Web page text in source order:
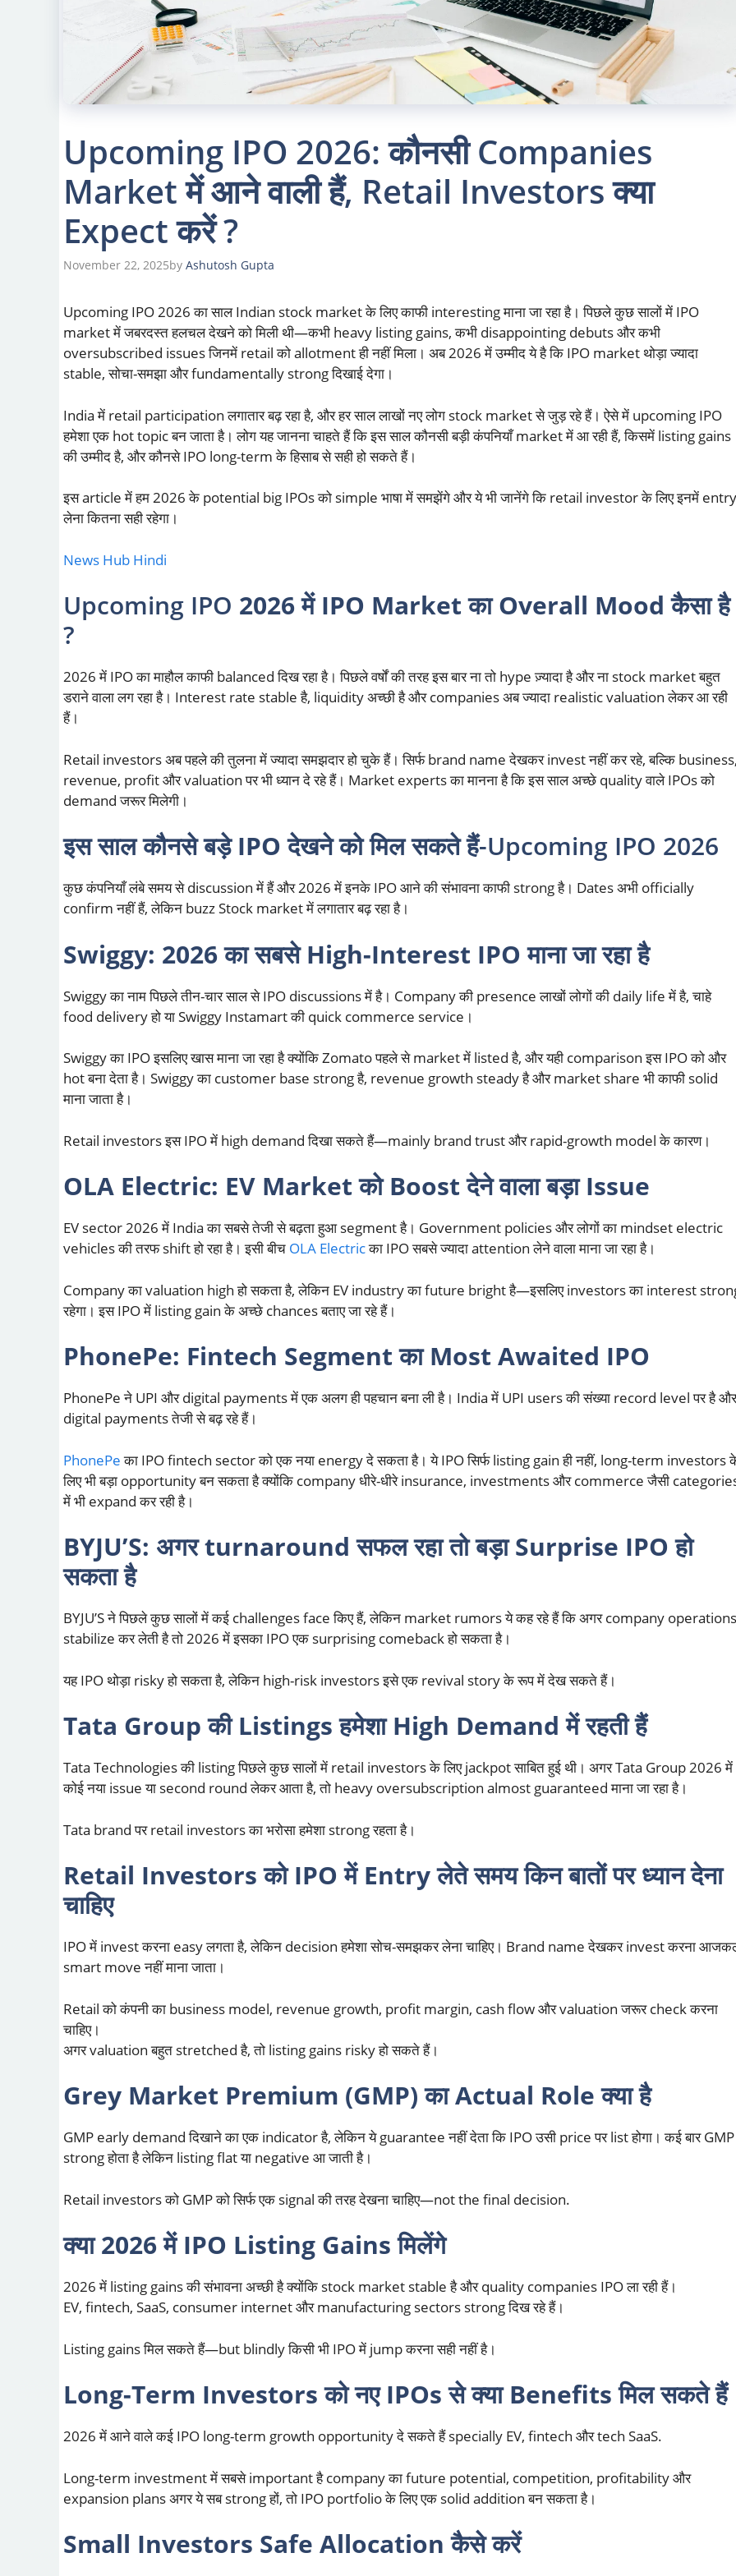
Upcoming IPO 2026: कौनसी Companies
Market में आने वाली हैं, Retail Investors क्या
Expect करें ?
November 22, 2025by Ashutosh Gupta
Upcoming IPO 2026 का साल Indian stock market के लिए काफी interesting माना जा रहा है। पिछले कुछ सालों में IPO
market में जबरदस्त हलचल देखने को मिली थी—कभी heavy listing gains, कभी disappointing debuts और कभी
oversubscribed issues जिनमें retail को allotment ही नहीं मिला। अब 2026 में उम्मीद ये है कि IPO market थोड़ा ज्यादा
stable, सोचा-समझा और fundamentally strong दिखाई देगा।
India में retail participation लगातार बढ़ रहा है, और हर साल लाखों नए लोग stock market से जुड़ रहे हैं। ऐसे में upcoming IPO
हमेशा एक hot topic बन जाता है। लोग यह जानना चाहते हैं कि इस साल कौनसी बड़ी कंपनियाँ market में आ रही हैं, किसमें listing gains
की उम्मीद है, और कौनसे IPO long-term के हिसाब से सही हो सकते हैं।
इस article में हम 2026 के potential big IPOs को simple भाषा में समझेंगे और ये भी जानेंगे कि retail investor के लिए इनमें entry
लेना कितना सही रहेगा।
News Hub Hindi
Upcoming IPO 2026 में IPO Market का Overall Mood कैसा है
?
2026 में IPO का माहौल काफी balanced दिख रहा है। पिछले वर्षों की तरह इस बार ना तो hype ज़्यादा है और ना stock market बहुत
डराने वाला लग रहा है। Interest rate stable है, liquidity अच्छी है और companies अब ज्यादा realistic valuation लेकर आ रही
हैं।
Retail investors अब पहले की तुलना में ज्यादा समझदार हो चुके हैं। सिर्फ brand name देखकर invest नहीं कर रहे, बल्कि
revenue, profit और valuation पर भी ध्यान दे रहे हैं। Market experts का मानना है कि इस साल अच्छे quality वाले IPOs को
demand जरूर मिलेगी।
इस साल कौनसे बड़े IPO देखने को मिल सकते हैं-Upcoming IPO 2026
कुछ कंपनियाँ लंबे समय से discussion में हैं और 2026 में इनके IPO आने की संभावना काफी strong है। Dates अभी officially
confirm नहीं हैं, लेकिन buzz Stock market में लगातार बढ़ रहा है।
Swiggy: 2026 का सबसे High-Interest IPO माना जा रहा है
Swiggy का नाम पिछले तीन-चार साल से IPO discussions में है। Company की presence लाखों लोगों की daily life में है, चाहे
food delivery हो या Swiggy Instamart की quick commerce service।
Swiggy का IPO इसलिए खास माना जा रहा है क्योंकि Zomato पहले से market में listed है, और यही comparison इस IPO को और
hot बना देता है। Swiggy का customer base strong है, revenue growth steady है और market share भी काफी solid
माना जाता है।
Retail investors इस IPO में high demand दिखा सकते हैं—mainly brand trust और rapid-growth model के कारण।
OLA Electric: EV Market को Boost देने वाला बड़ा Issue
EV sector 2026 में India का सबसे तेजी से बढ़ता हुआ segment है। Government policies और लोगों का mindset electric
vehicles की तरफ shift हो रहा है। इसी बीच OLA Electricका IPO सबसे ज्यादा attention लेने वाला माना जा रहा है।
Company का valuation high हो सकता है, लेकिन EV industry का future bright है—इसलिए investors का interest
रहेगा। इस IPO में listing gain के अच्छे chances बताए जा रहे हैं।
PhonePe: Fintech Segment का Most Awaited IPO
PhonePe ने UPI और digital payments में एक अलग ही पहचान बना ली है। India में UPI users की संख्या record level पर है और
digital payments तेजी से बढ़ रहे हैं।
PhonePeका IPO fintech sector को एक नया energy दे सकता है। ये IPO सिर्फ listing gain ही नहीं, long-term investors
लिए भी बड़ा opportunity बन सकता है क्योंकि company धीरे-धीरे insurance, investments और commerce जैसी
में भी expand कर रही है।
BYJU’S: अगर turnaround सफल रहा तो बड़ा Surprise IPO हो
सकता है
BYJU’S ने पिछले कुछ सालों में कई challenges face किए हैं, लेकिन market rumors ये कह रहे हैं कि अगर company operations
stabilize कर लेती है तो 2026 में इसका IPO एक surprising comeback हो सकता है।
यह IPO थोड़ा risky हो सकता है, लेकिन high-risk investors इसे एक revival story के रूप में देख सकते हैं।
Tata Group की Listings हमेशा High Demand में रहती हैं
Tata Technologies की listing पिछले कुछ सालों में retail investors के लिए jackpot साबित हुई थी। अगर Tata Group 2026 में
कोई नया issue या second round लेकर आता है, तो heavy oversubscription almost guaranteed माना जा रहा है।
Tata brand पर retail investors का भरोसा हमेशा strong रहता है।
Retail Investors को IPO में Entry लेते समय किन बातों पर ध्यान देना
चाहिए
IPO में invest करना easy लगता है, लेकिन decision हमेशा सोच-समझकर लेना चाहिए। Brand name देखकर invest करना
smart move नहीं माना जाता।
Retail को कंपनी का business model, revenue growth, profit margin, cash flow और valuation जरूर check करना
चाहिए।
अगर valuation बहुत stretched है, तो listing gains risky हो सकते हैं।
Grey Market Premium (GMP) का Actual Role क्या है
GMP early demand दिखाने का एक indicator है, लेकिन ये guarantee नहीं देता कि IPO उसी price पर list होगा। कई बार GMP
strong होता है लेकिन listing flat या negative आ जाती है।
Retail investors को GMP को सिर्फ एक signal की तरह देखना चाहिए—not the final decision.
क्या 2026 में IPO Listing Gains मिलेंगे
2026 में listing gains की संभावना अच्छी है क्योंकि stock market stable है और quality companies IPO ला रही हैं।
EV, fintech, SaaS, consumer internet और manufacturing sectors strong दिख रहे हैं।
Listing gains मिल सकते हैं—but blindly किसी भी IPO में jump करना सही नहीं है।
Long-Term Investors को नए IPOs से क्या Benefits मिल सकते हैं
2026 में आने वाले कई IPO long-term growth opportunity दे सकते हैं specially EV, fintech और tech SaaS.
Long-term investment में सबसे important है company का future potential, competition, profitability और
expansion plans अगर ये सब strong हों, तो IPO portfolio के लिए एक solid addition बन सकता है।
Small Investors Safe Allocation कैसे करें